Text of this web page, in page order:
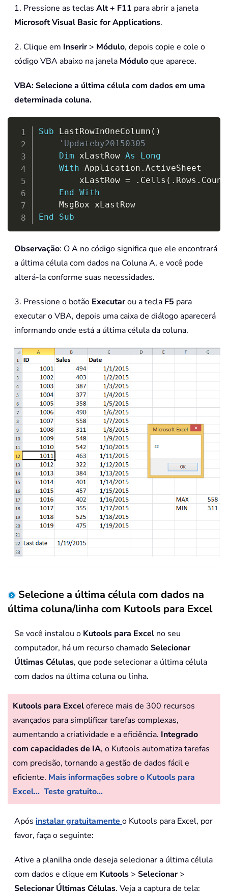
1. Pressione as teclas Alt + F11 para abrir a janela
Microsoft Visual Basic for Applications.
2. Clique em Inserir> Módulo, depois copie e cole o
código VBA abaixo na janela Móduloque aparece.
VBA: Selecione a última célula com dados em uma
determinada coluna.
Sub LastRowInOneColumn ( )
'Updateby20150305
Dim xLastRow As
Long
With Application . ActiveSheet
		xLastRow
= . Cells ( . Rows . Count
End
With
	MsgBox xLastRow
End
Sub
Observação: O A no código significa que ele encontrará
a última célula com dados na Coluna A, e você pode
alterá-la conforme suas necessidades.
3. Pressione o botão Executarou a tecla F5 para
executar o VBA, depois uma caixa de diálogo aparecerá
informando onde está a última célula da coluna.
Selecione a última célula com dados na
última coluna/linha com Kutools para Excel
Se você instalou o Kutools para Excel no seu
computador, há um recurso chamadoSelecionar
Últimas Células, que pode selecionar a última célula
com dados na última coluna ou linha.
Kutools para Exceloferece mais de 300 recursos
avançados para simplificar tarefas complexas,
aumentando a criatividade e a eficiência. Integrado
com capacidades de IA, o Kutools automatiza tarefas
com precisão, tornando a gestão de dados fácil e
eficiente. Mais informações sobre o Kutools para
Excel... Teste gratuito...
Após instalar gratuitamente o Kutools para Excel, por
favor, faça o seguinte:
Ative a planilha onde deseja selecionar a última célula
com dados e clique em Kutools > Selecionar>
Selecionar Últimas Células. Veja a captura de tela: